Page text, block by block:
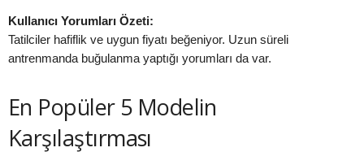
Kullanıcı Yorumları Özeti:
Tatilciler hafiflik ve uygun fiyatı beğeniyor. Uzun süreli
antrenmanda buğulanma yaptığı yorumları da var.
En Popüler 5 Modelin
Karşılaştırması